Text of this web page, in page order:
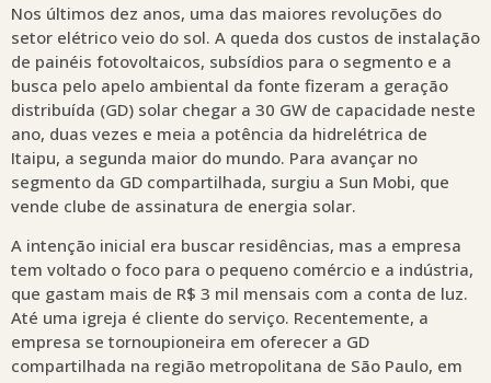
Nos últimos dez anos, uma das maiores revoluções do
setor elétrico veio do sol. A queda dos custos de instalação
de painéis fotovoltaicos, subsídios para o segmento e a
busca pelo apelo ambiental da fonte fizeram a geração
distribuída (GD) solar chegar a 30 GW de capacidade neste
ano, duas vezes e meia a potência da hidrelétrica de
Itaipu, a segunda maior do mundo. Para avançar no
segmento da GD compartilhada, surgiu a Sun Mobi, que
vende clube de assinatura de energia solar.
A intenção inicial era buscar residências, mas a empresa
tem voltado o foco para o pequeno comércio e a indústria,
que gastam mais de R$ 3 mil mensais com a conta de luz.
Até uma igreja é cliente do serviço. Recentemente, a
empresa se tornoupioneira em oferecer a GD
compartilhada na região metropolitana de São Paulo, em